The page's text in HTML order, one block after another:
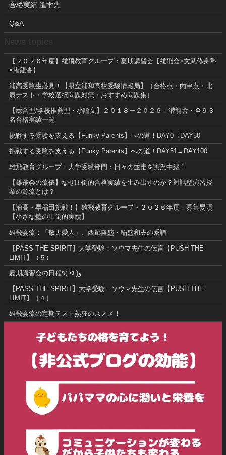
合格実績 進学先
Q&A
【２０２６年度】雄飛教育グループ：夏期講習会【雄飛会×文武修身塾
×潜龍舎】
浦高受験生必見！【県立浦和高校受験情報局】（合格点・内申点・北
辰テスト・学校選択問題対策・おすすめ問題集）
【総合型/学校推薦型・小論文】２０１８ー２０２６：潜龍舎・全９３
名合格実績一覧
挑戦する受験を支える【Funky Parents】への道！DAY0→DAY50
挑戦する受験を支える【Funky Parents】への道！DAY51→DAY100
雄飛教育グループ・大学受験部門：日々の並走を実況中継！
【雄飛会の流儀】なぜ圧倒的合格実績を生み出すのか？対話型演習授
業の源流とは？
【浦高・早稲田挑戦！】雄飛教育グループ・２０２６年度：募集要項
【小さな塾の圧倒的実績】
雄飛会流：「敬天愛人」、西郷隆盛・稲盛和夫の系譜
【PASS THE SPIRIT】大学受験：ソウマ先生の伝言【PUSH THE
LIMIT】（５）
夏期講習会の日程٩( ᐛ )و
【PASS THE SPIRIT】大学受験：ソウマ先生の伝言【PUSH THE
LIMIT】（４）
雄飛会流の定期テスト熱狂のススメ！